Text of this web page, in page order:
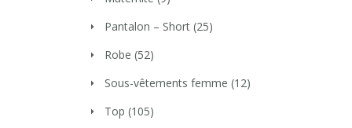
Pantalon – Short (25)
Robe (52)
Sous-vêtements femme (12)
Top (105)